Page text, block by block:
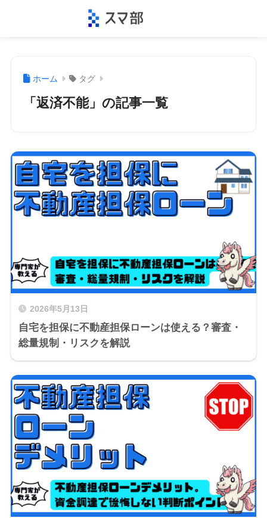
ホーム タグ
「返済不能」の記事一覧
2026年5月13日
自宅を担保に不動産担保ローンは使える？審査・
総量規制・リスクを解説